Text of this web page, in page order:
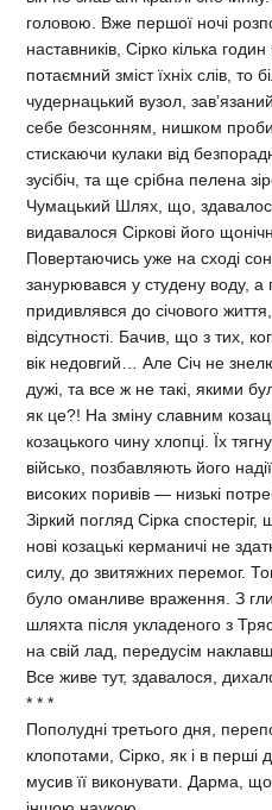
головою. Вже першої ночі
наставників, Сірко кілька
потаємний зміст їхніх слів, то
чудернацький вузол,
себе безсонням, нишком
стискаючи кулаки від
зусібіч, та ще срібна пелена
Чумацький Шлях, що,
видавалося Сіркові його
Повертаючись уже на сході
занурювався у студену воду, а
придивлявся до січового
відсутності. Бачив, що з тих,
вік недовгий… Але Січ не
дужі, та все ж не такі, якими
як це?! На зміну славним
козацького чину хлопці. Їх
військо, позбавляють його
високих поривів — низькі
Зіркий погляд Сірка
нові козацькі керманичі не
силу, до звитяжних перемог.
було оманливе враження. З
шляхта після укладеного з
на свій лад, передусім
Все живе тут, здавалося,
* * *
Пополудні третього дня,
клопотами, Сірко, як і в
мусив її виконувати. Дарма,